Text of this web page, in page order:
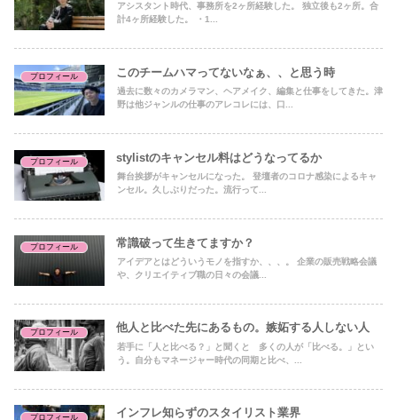
アシスタント時代、事務所を2ヶ所経験した。 独立後も2ヶ所。合
計4ヶ所経験した。 ・1...
プロフィール このチームハマってないなぁ、、と思う時
過去に数々のカメラマン、ヘアメイク、編集と仕事をしてきた。津
野は他ジャンルの仕事のアレコレには、口...
プロフィール stylistのキャンセル料はどうなってるか
舞台挨拶がキャンセルになった。 登壇者のコロナ感染によるキャ
ンセル。久しぶりだった。流行って...
プロフィール 常識破って生きてますか？
アイデアとはどういうモノを指すか、、、。 企業の販売戦略会議
や、クリエイティブ職の日々の会議...
プロフィール 他人と比べた先にあるもの。嫉妬する人しない人
若手に「人と比べる？」と聞くと 多くの人が「比べる。」とい
う。自分もマネージャー時代の同期と比べ、...
プロフィール インフレ知らずのスタイリスト業界